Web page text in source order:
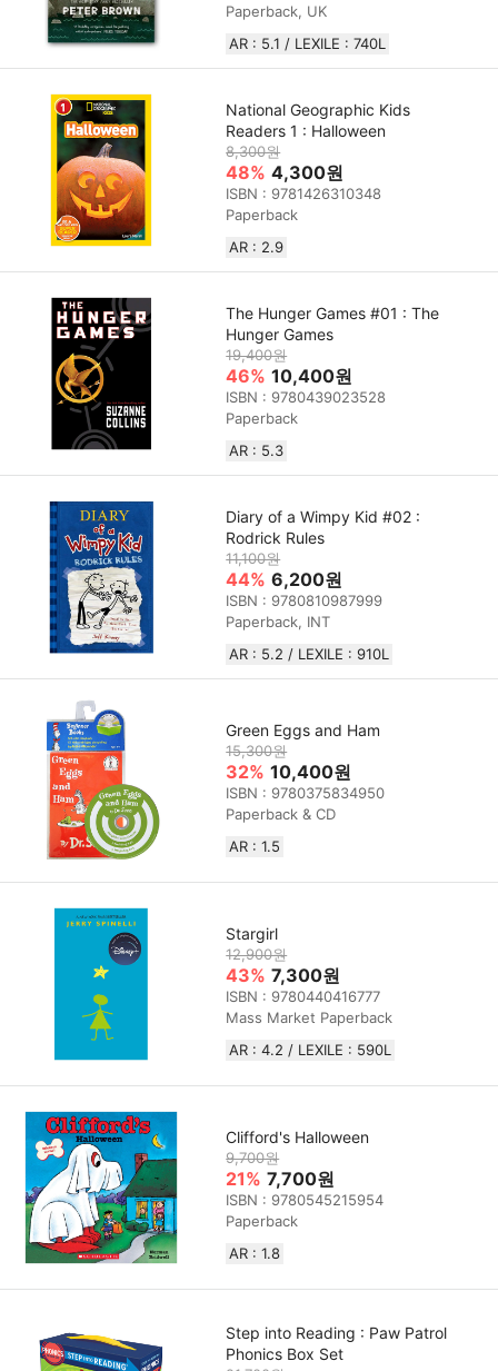
Paperback, UK
AR : 5.1 / LEXILE : 740L
National Geographic Kids
Readers 1 : Halloween
8,300원
48% 4,300원
ISBN : 9781426310348
Paperback
AR : 2.9
The Hunger Games #01 : The
Hunger Games
19,400원
46% 10,400원
ISBN : 9780439023528
Paperback
AR : 5.3
Diary of a Wimpy Kid #02 :
Rodrick Rules
11,100원
44% 6,200원
ISBN : 9780810987999
Paperback, INT
AR : 5.2 / LEXILE : 910L
Green Eggs and Ham
15,300원
32% 10,400원
ISBN : 9780375834950
Paperback & CD
AR : 1.5
Stargirl
12,900원
43% 7,300원
ISBN : 9780440416777
Mass Market Paperback
AR : 4.2 / LEXILE : 590L
Clifford's Halloween
9,700원
21% 7,700원
ISBN : 9780545215954
Paperback
AR : 1.8
Step into Reading : Paw Patrol
Phonics Box Set